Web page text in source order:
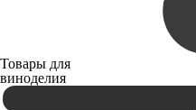
Товары для
виноделия